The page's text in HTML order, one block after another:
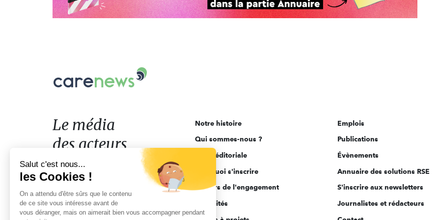
Le
acteurs
de
l'engagement
Le média
des acteurs
de l'engagement
Notre histoire
Qui sommes-nous ?
Ligne éditoriale
Pourquoi s'inscrire
Acteurs de l'engagement
Actualités
Emplois
Publications
Évènements
Annuaire des solutions RSE
S'inscrire aux newsletters
Journalistes et rédacteurs
Salut c'est nous...
les Cookies !
On a attendu d'être sûrs que le contenu
de ce site vous intéresse avant de
vous déranger, mais on aimerait bien vous accompagner pendant